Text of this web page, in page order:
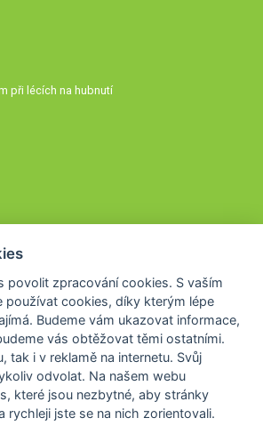
při lécích na hubnutí
údaji
povolit zpracování cookies. S vaším
používat cookies, díky kterým lépe
. Budeme vám ukazovat informace,
vás obtěžovat těmi ostatními.
tak i v reklamě na internetu. Svůj
odvolat. Na našem webu
které jsou nezbytné, aby stránky
rychleji jste se na nich zorientovali.